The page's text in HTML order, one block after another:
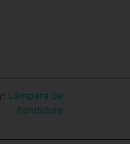
Lámpara de
hendidura